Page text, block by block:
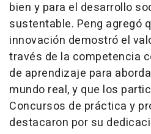
bien y para el desarrollo
sustentable. Peng agregó
innovación demostró el
través de la competencia
de aprendizaje para
mundo real, y que los
Concursos de práctica y
destacaron por su